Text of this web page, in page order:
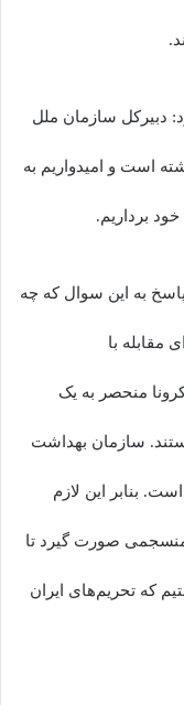
دبیرکل سازمان ملل
است و امیدواریم به
خود برداریم.
پاسخ به این سوال که چه
مقابله با
منحصر به یک
سازمان بهداشت
بنابر این لازم
صورت گیرد تا
که تحریم‌های ایران